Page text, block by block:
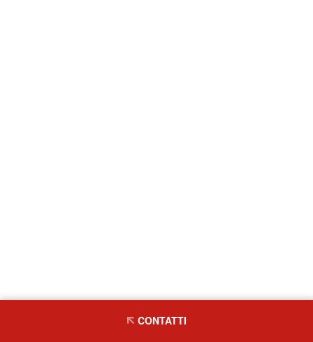
CONTATTI